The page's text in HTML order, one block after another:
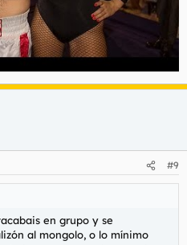
#9
en grupo y se
al mongolo, o lo mínimo